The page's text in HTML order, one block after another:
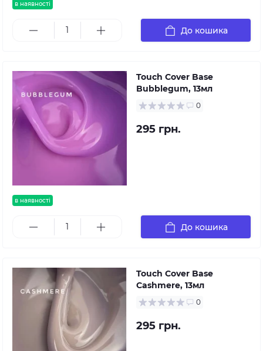
в наявності
До кошика
в наявності
Touch Cover Base
Bubblegum, 13мл
0
295 грн.
До кошика
Touch Cover Base
Cashmere, 13мл
0
295 грн.